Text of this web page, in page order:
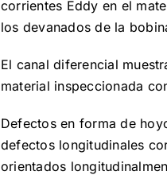
corrientes Eddy en el
los devanados de la
El canal diferencial
material inspeccionada
Defectos en forma de
defectos longitudinales
orientados